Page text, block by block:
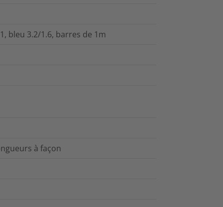
bleu 3.2/1.6, barres de 1m
à façon